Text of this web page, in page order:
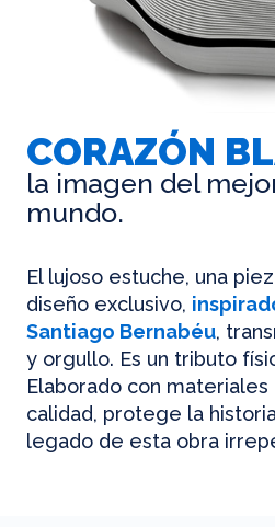
CORAZÓN
la imagen del
mundo.
El lujoso estuche, una
diseño exclusivo,
Santiago Bernabéu,
y orgullo. Es un tributo
Elaborado con
calidad, protege la
legado de esta obra